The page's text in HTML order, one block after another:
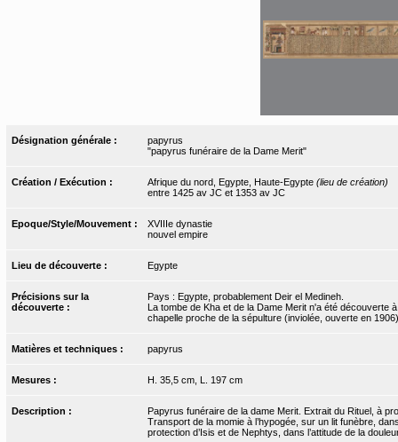
Désignation générale :
papyrus
"papyrus funéraire de la Dame Merit"
Création / Exécution : Afrique du nord, Egypte, Haute-Egypte (lieu de création)
entre 1425 av JC et 1353 av JC
Epoque/Style/Mouvement :
XVIIIe dynastie
nouvel empire
Lieu de découverte : Egypte
Précisions sur la
découverte :
Pays : Egypte, probablement Deir el Medineh.
La tombe de Kha et de la Dame Merit n'a été découverte
chapelle proche de la sépulture (inviolée, ouverte en
Matières et techniques : papyrus
Mesures : H. 35,5 cm, L. 197 cm
Description :
Papyrus funéraire de la dame Merit. Extrait du Rituel, à
Transport de la momie à l’hypogée, sur un lit funèbre,
protection d’Isis et de Nephtys, dans l’attitude de la